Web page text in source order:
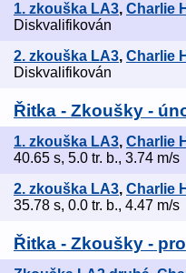
1. zkouška LA3, Charlie
Diskvalifikován
2. zkouška LA3, Charlie
Diskvalifikován
Řitka - Zkoušky -
1. zkouška LA3, Charlie
40.65 s, 5.0 tr. b., 3.74 m/s
2. zkouška LA3, Charlie
35.78 s, 0.0 tr. b., 4.47 m/s
Řitka - Zkoušky -